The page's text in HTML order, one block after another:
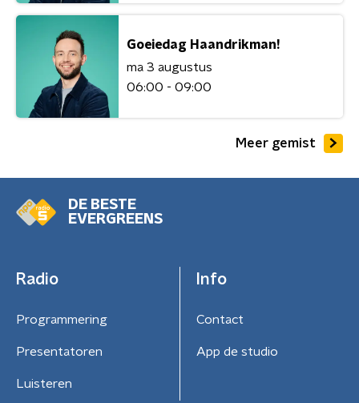
Goeiedag Haandrikman!
ma 3 augustus
06:00 - 09:00
Meer gemist
DE BESTE
EVERGREENS
Radio
Programmering
Presentatoren
Luisteren
Info
Contact
App de studio